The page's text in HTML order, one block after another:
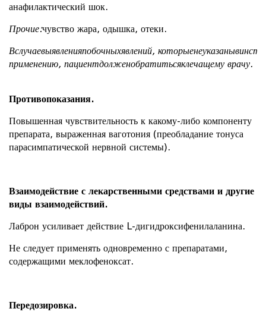
анафилактический шок.
Прочие:чувство жара, одышка, отеки.
Вслучаевыявленияпобочныхявлений, которыенеуказаныв
применению, пациентдолженобратитьсяклечащему врачу.
Противопоказания.
Повышенная чувствительность к какому-либо компоненту
препарата, выраженная ваготония (преобладание тонуса
парасимпатической нервной системы).
Взаимодействие с лекарственными средствами и другие
виды взаимодействий.
Лаброн усиливает действие L-дигидроксифенилаланина.
Не следует применять одновременно с препаратами,
содержащими меклофеноксат.
Передозировка.